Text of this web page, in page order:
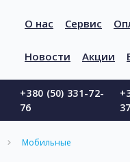
О нас Сервис
Новости Акции
+380 (50) 331-72-
76
Мобильные